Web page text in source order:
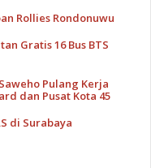
Rollies Rondonuwu
Gratis 16 Bus BTS
Pulang Kerja
dan Pusat Kota 45
di Surabaya